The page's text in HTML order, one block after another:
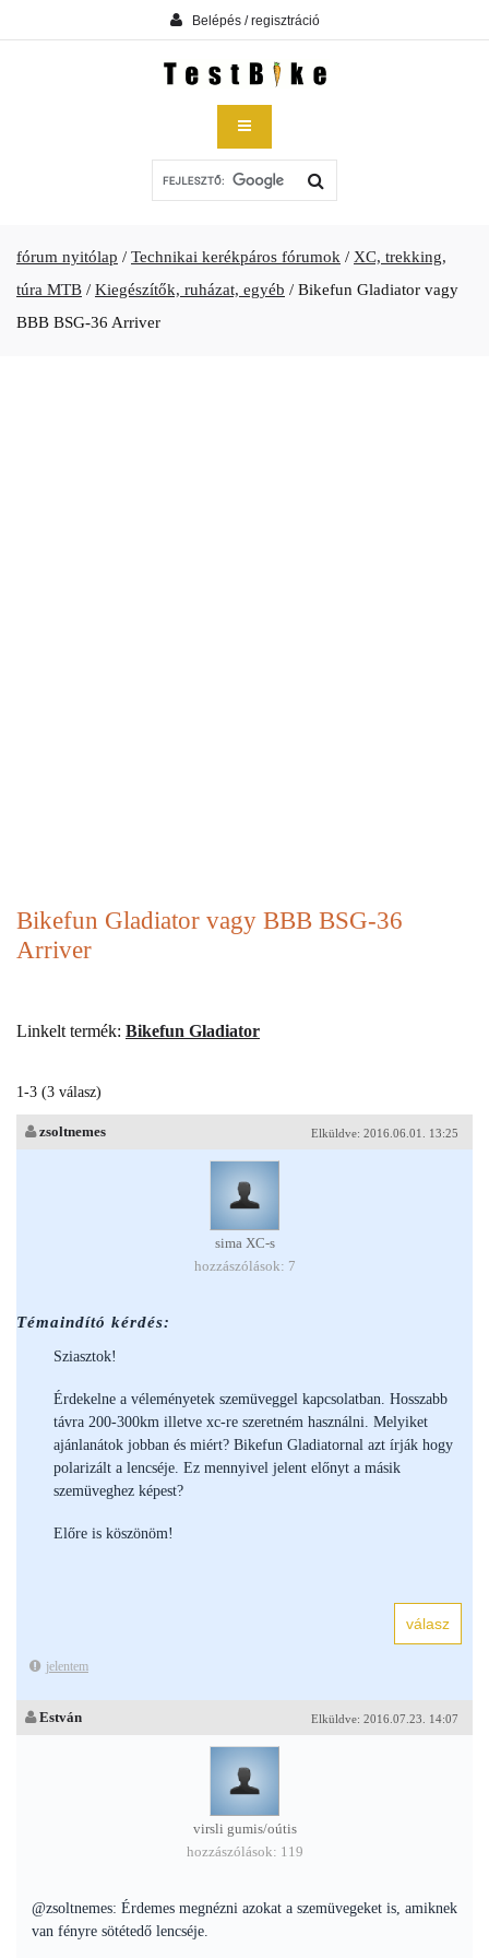
Belépés / regisztráció
fórum nyitólap / Technikai kerékpáros fórumok / XC, trekking,
túra MTB / Kiegészítők, ruházat, egyéb / Bikefun Gladiator vagy
BBB BSG-36 Arriver
Bikefun Gladiator vagy BBB BSG-36
Arriver
Linkelt termék: Bikefun Gladiator
1-3 (3 válasz)
Elküldve: 2016.06.01. 13:25
zsoltnemes
sima XC-s
hozzászólások: 7
Témaindító kérdés:
Sziasztok!
Érdekelne a véleményetek szemüveggel kapcsolatban. Hosszabb
távra 200-300km illetve xc-re szeretném használni. Melyiket
ajánlanátok jobban és miért? Bikefun Gladiatornal azt írják hogy
polarizált a lencséje. Ez mennyivel jelent előnyt a másik
szemüveghez képest?
Előre is köszönöm!
jelentem
Elküldve: 2016.07.23. 14:07
Estván
virsli gumis/oútis
hozzászólások: 119
@zsoltnemes: Érdemes megnézni azokat a szemüvegeket is, amiknek
van fényre sötétedő lencséje.